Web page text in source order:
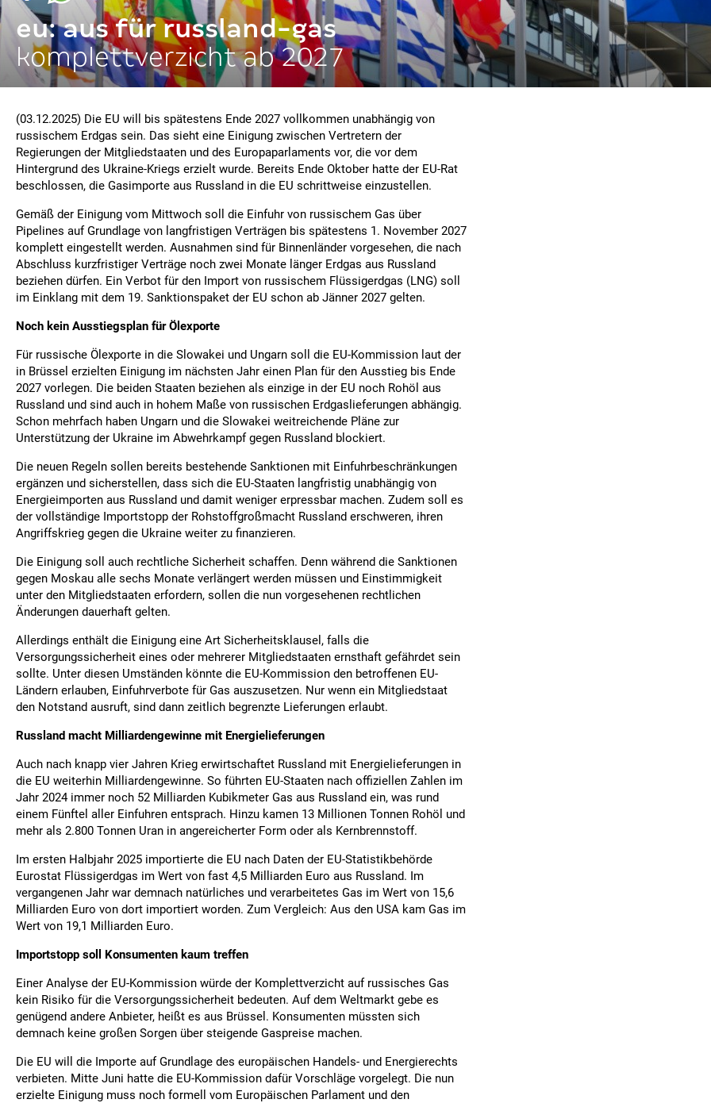
eu: aus für russland-gas
komplettverzicht ab 2027
(03.12.2025) Die EU will bis spätestens Ende 2027 vollkommen unabhängig von
russischem Erdgas sein. Das sieht eine Einigung zwischen Vertretern der
Regierungen der Mitgliedstaaten und des Europaparlaments vor, die vor dem
Hintergrund des Ukraine-Kriegs erzielt wurde. Bereits Ende Oktober hatte der EU-Rat
beschlossen, die Gasimporte aus Russland in die EU schrittweise einzustellen.
Gemäß der Einigung vom Mittwoch soll die Einfuhr von russischem Gas über
Pipelines auf Grundlage von langfristigen Verträgen bis spätestens 1. November 2027
komplett eingestellt werden. Ausnahmen sind für Binnenländer vorgesehen, die nach
Abschluss kurzfristiger Verträge noch zwei Monate länger Erdgas aus Russland
beziehen dürfen. Ein Verbot für den Import von russischem Flüssigerdgas (LNG) soll
im Einklang mit dem 19. Sanktionspaket der EU schon ab Jänner 2027 gelten.
Noch kein Ausstiegsplan für Ölexporte
Für russische Ölexporte in die Slowakei und Ungarn soll die EU-Kommission laut der
in Brüssel erzielten Einigung im nächsten Jahr einen Plan für den Ausstieg bis Ende
2027 vorlegen. Die beiden Staaten beziehen als einzige in der EU noch Rohöl aus
Russland und sind auch in hohem Maße von russischen Erdgaslieferungen abhängig.
Schon mehrfach haben Ungarn und die Slowakei weitreichende Pläne zur
Unterstützung der Ukraine im Abwehrkampf gegen Russland blockiert.
Die neuen Regeln sollen bereits bestehende Sanktionen mit Einfuhrbeschränkungen
ergänzen und sicherstellen, dass sich die EU-Staaten langfristig unabhängig von
Energieimporten aus Russland und damit weniger erpressbar machen. Zudem soll es
der vollständige Importstopp der Rohstoffgroßmacht Russland erschweren, ihren
Angriffskrieg gegen die Ukraine weiter zu finanzieren.
Die Einigung soll auch rechtliche Sicherheit schaffen. Denn während die Sanktionen
gegen Moskau alle sechs Monate verlängert werden müssen und Einstimmigkeit
unter den Mitgliedstaaten erfordern, sollen die nun vorgesehenen rechtlichen
Änderungen dauerhaft gelten.
Allerdings enthält die Einigung eine Art Sicherheitsklausel, falls die
Versorgungssicherheit eines oder mehrerer Mitgliedstaaten ernsthaft gefährdet sein
sollte. Unter diesen Umständen könnte die EU-Kommission den betroffenen EU-
Ländern erlauben, Einfuhrverbote für Gas auszusetzen. Nur wenn ein Mitgliedstaat
den Notstand ausruft, sind dann zeitlich begrenzte Lieferungen erlaubt.
Russland macht Milliardengewinne mit Energielieferungen
Auch nach knapp vier Jahren Krieg erwirtschaftet Russland mit Energielieferungen in
die EU weiterhin Milliardengewinne. So führten EU-Staaten nach offiziellen Zahlen im
Jahr 2024 immer noch 52 Milliarden Kubikmeter Gas aus Russland ein, was rund
einem Fünftel aller Einfuhren entsprach. Hinzu kamen 13 Millionen Tonnen Rohöl und
mehr als 2.800 Tonnen Uran in angereicherter Form oder als Kernbrennstoff.
Im ersten Halbjahr 2025 importierte die EU nach Daten der EU-Statistikbehörde
Eurostat Flüssigerdgas im Wert von fast 4,5 Milliarden Euro aus Russland. Im
vergangenen Jahr war demnach natürliches und verarbeitetes Gas im Wert von 15,6
Milliarden Euro von dort importiert worden. Zum Vergleich: Aus den USA kam Gas im
Wert von 19,1 Milliarden Euro.
Importstopp soll Konsumenten kaum treffen
Einer Analyse der EU-Kommission würde der Komplettverzicht auf russisches Gas
kein Risiko für die Versorgungssicherheit bedeuten. Auf dem Weltmarkt gebe es
genügend andere Anbieter, heißt es aus Brüssel. Konsumenten müssten sich
demnach keine großen Sorgen über steigende Gaspreise machen.
Die EU will die Importe auf Grundlage des europäischen Handels- und Energierechts
verbieten. Mitte Juni hatte die EU-Kommission dafür Vorschläge vorgelegt. Die nun
erzielte Einigung muss noch formell vom Europäischen Parlament und den